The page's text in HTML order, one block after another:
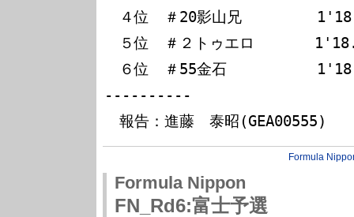
４位　＃20影山兄　　　　　
５位　＃２トゥエロ　　　　
６位　＃55金石　　　　　　
----------
Formula
Formula Nippon
FN_Rd6:富士予選